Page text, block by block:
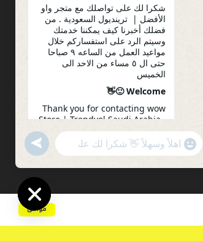
موافق
Hide
شكرا لك على تواصلك مع متجر واو
الأفضل | ترينديول السعودية . من
فضلك أخبرنا كيف يمكننا خدمتك
وسيتم الرد على استفساركم خلال
مواعيد العمل من الساعه ٩ صباحا
حتى ال ٥ مساء من الاحد الى
الخميس
Welcome 🙂👋
Thank you for contacting wow
Store | Trendyol Saudi Arabia .
Please let us know how we can
serve you. Your inquiry will be
answered during working
"+chaty_settings.lang.emoji_picker+"
WhatsApp
undefined